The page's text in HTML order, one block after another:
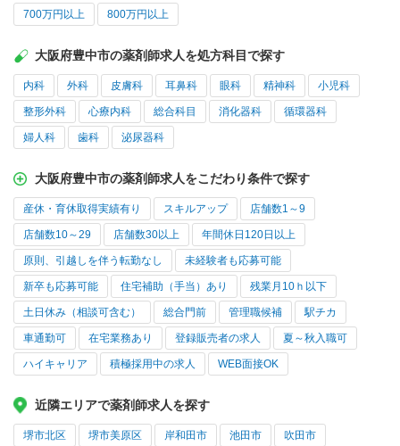
700万円以上 800万円以上
大阪府豊中市の薬剤師求人を処方科目で探す
内科 外科 皮膚科 耳鼻科 眼科 精神科 小児科
整形外科 心療内科 総合科目 消化器科 循環器科
婦人科 歯科 泌尿器科
大阪府豊中市の薬剤師求人をこだわり条件で探す
産休・育休取得実績有り スキルアップ 店舗数1～9
店舗数10～29 店舗数30以上 年間休日120日以上
原則、引越しを伴う転勤なし 未経験者も応募可能
新卒も応募可能 住宅補助（手当）あり 残業月10ｈ以下
土日休み（相談可含む） 総合門前 管理職候補 駅チカ
車通勤可 在宅業務あり 登録販売者の求人 夏～秋入職可
ハイキャリア 積極採用中の求人 WEB面接OK
近隣エリアで薬剤師求人を探す
堺市北区 堺市美原区 岸和田市 池田市 吹田市